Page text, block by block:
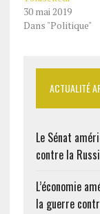
30 mai 2019
Dans "Politique"
ACTUALITÉ
Le Sénat
contre la
L’économie
la guerre